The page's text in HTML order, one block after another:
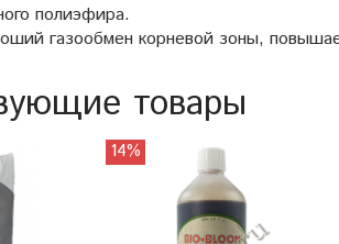
полиэфира.
газообмен корневой зоны,
товары
14%